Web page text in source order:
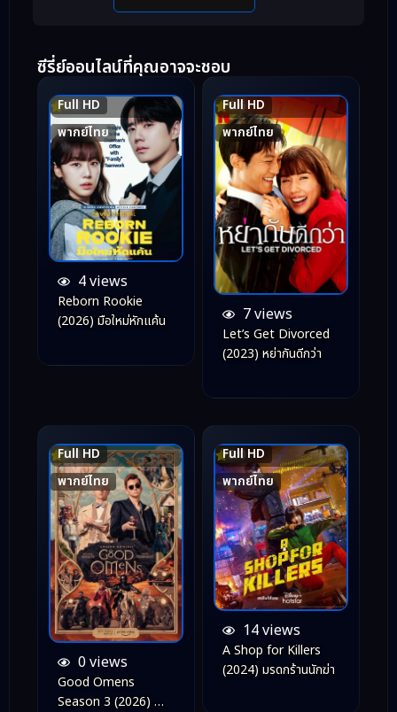
ซีรี่ย์ออนไลน์ที่คุณอาจจะชอบ
Full HD
พากย์ไทย
7.8
4 views
Reborn Rookie
(2026) มือใหม่หักแค้น
Full HD
พากย์ไทย
6.6
7 views
Let’s Get Divorced
(2023) หย่ากันดีกว่า
Full HD
พากย์ไทย
8.0
0 views
Good Omens
Season 3 (2026) คำ
Full HD
พากย์ไทย
8.0
14 views
A Shop for Killers
(2024) มรดกร้านนักฆ่า